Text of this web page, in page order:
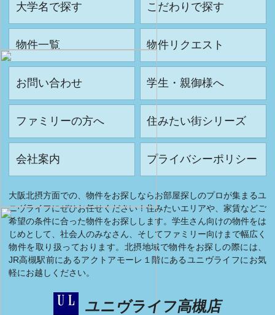
大学名で探す こだわりで探す
物件一覧 物件リクエスト
お問い合わせ 学生・親御様へ
ファミリーの方へ 住みたい街シリーズ
会社案内 プライバシーポリシー
大阪北摂方面での、物件をお探しならお部屋探しのプロが集まるユ
ニヴライフにぜひお任せください！住みたいエリアや、家賃などご
希望の条件に合った物件をお探しします。学生さん向けの物件をは
じめとして、社会人のみなさん、そしてファミリー向けまで幅広く
物件を取り扱っております。北摂地域で物件をお探しの際には、
JR高槻駅前にあるアクトアモーレ１階にあるユニヴライフにお気
軽にお越しください。
ユニヴライフ高槻店